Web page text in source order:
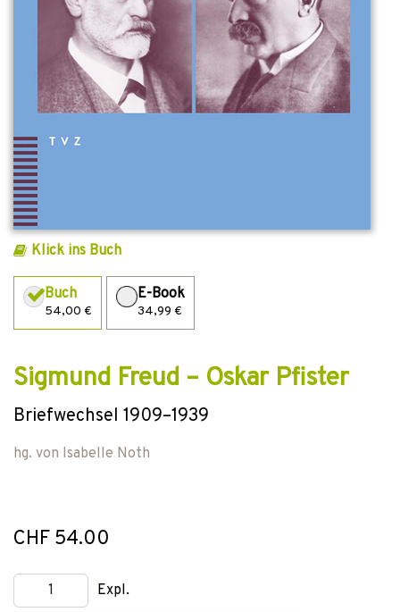
Klick ins Buch
Buch
54,00 €
E-Book
34,99 €
Sigmund Freud – Oskar Pfister
Briefwechsel 1909–1939
hg. von Isabelle Noth
CHF 54.00
Expl.